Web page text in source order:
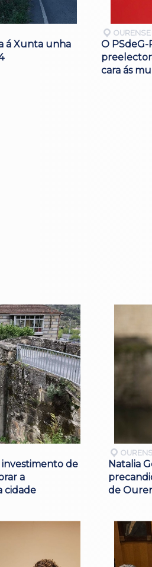
á Xunta unha
OURENSE
O
cara ás
investimento de
a
cidade
Natalia
de